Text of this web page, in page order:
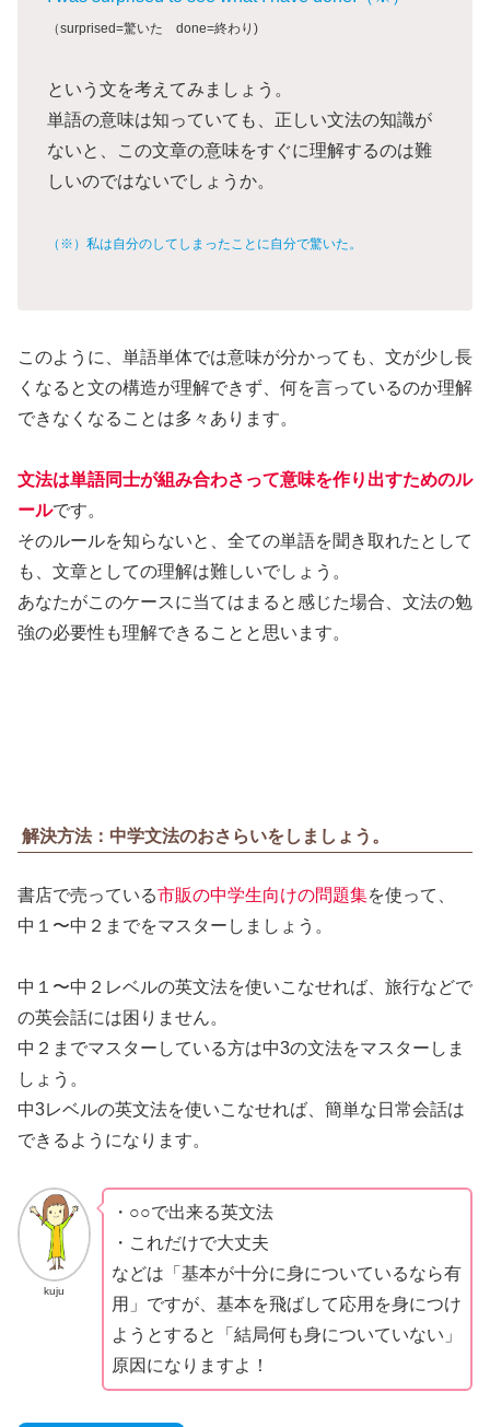
（surprised=驚いた done=終わり)
という文を考えてみましょう。
単語の意味は知っていても、正しい文法の知識が
ないと、この文章の意味をすぐに理解するのは難
しいのではないでしょうか。
（※）私は自分のしてしまったことに自分で驚いた。
このように、単語単体では意味が分かっても、文が少し長
くなると文の構造が理解できず、何を言っているのか理解
できなくなることは多々あります。
文法は単語同士が組み合わさって意味を作り出すためのル
ールです。
そのルールを知らないと、全ての単語を聞き取れたとして
も、文章としての理解は難しいでしょう。
あなたがこのケースに当てはまると感じた場合、文法の勉
強の必要性も理解できることと思います。
解決方法：中学文法のおさらいをしましょう。
書店で売っている市販の中学生向けの問題集を使って、
中１〜中２までをマスターしましょう。
中１〜中２レベルの英文法を使いこなせれば、旅行などで
の英会話には困りません。
中２までマスターしている方は中3の文法をマスターしま
しょう。
中3レベルの英文法を使いこなせれば、簡単な日常会話は
できるようになります。
kuju
・○○で出来る英文法
・これだけで大丈夫
などは「基本が十分に身についているなら有
用」ですが、基本を飛ばして応用を身につけ
ようとすると「結局何も身についていない」
原因になりますよ！